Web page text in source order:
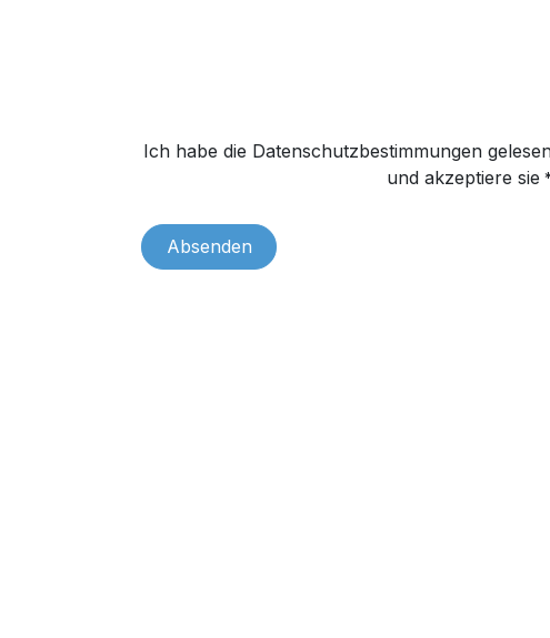
Ich habe die Datenschutzbestimmungen
und akzeptiere sie *
Absenden